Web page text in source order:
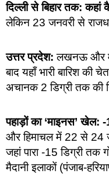
दिल्ली से बिहार तक: कहां
लेकिन 23 जनवरी से
उत्तर प्रदेश: लखनऊ और
बाद यहाँ भारी बारिश की
अचानक 2 डिग्री तक की
पहाड़ों का ‘माइनस’ खेल: -
और हिमाचल में 22 से 24
जहां पारा -15 डिग्री तक
मैदानी इलाकों (पंजाब-